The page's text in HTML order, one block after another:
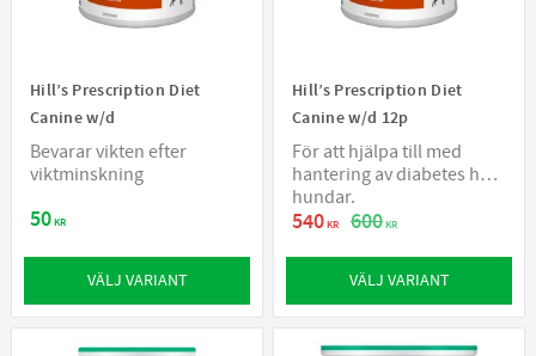
Hill’s Prescription Diet
Canine w/d
Bevarar vikten efter
viktminskning
50KR
VÄLJ VARIANT
Hill’s Prescription Diet
Canine w/d 12p
För att hjälpa till med
hantering av diabetes hos
hundar.
540KR 600KR
VÄLJ VARIANT